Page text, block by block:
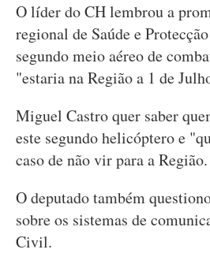
O líder do CH lembrou a
regional de Saúde e
segundo meio aéreo de
"estaria na Região a 1 de
Miguel Castro quer saber
este segundo helicóptero e
caso de não vir para a Região.
O deputado também
sobre os sistemas de
Civil.